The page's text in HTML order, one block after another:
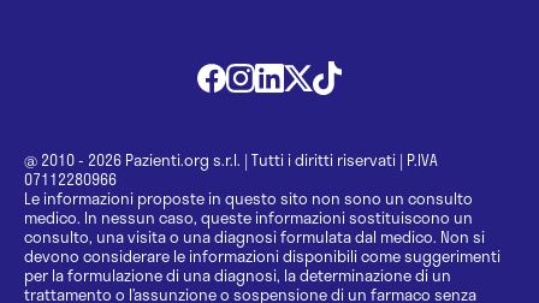
@ 2010 - 2026 Pazienti.org s.r.l. | Tutti i diritti riservati | P.IVA
07112280966
Le informazioni proposte in questo sito non sono un consulto
medico. In nessun caso, queste informazioni sostituiscono un
consulto, una visita o una diagnosi formulata dal medico. Non si
devono considerare le informazioni disponibili come suggerimenti
per la formulazione di una diagnosi, la determinazione di un
trattamento o l’assunzione o sospensione di un farmaco senza